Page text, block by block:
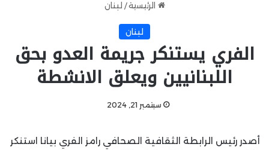
الرئيسية / لبنان
لبنان
الفري يستنكر جريمة العدو بحق
اللبنانيين ويعلق الانشطة
سبتمبر 21, 2024
أصدر رئيس الرابطة الثقافية الصحافي رامز الفري بيانا استنكر